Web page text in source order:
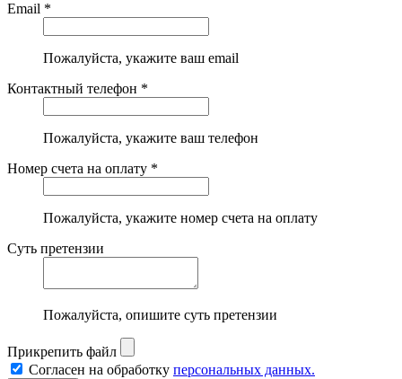
Email *
Пожалуйста, укажите ваш email
Контактный телефон *
Пожалуйста, укажите ваш телефон
Номер счета на оплату *
Пожалуйста, укажите номер счета на оплату
Суть претензии
Пожалуйста, опишите суть претензии
Прикрепить файл
Согласен на обработку персональных данных.